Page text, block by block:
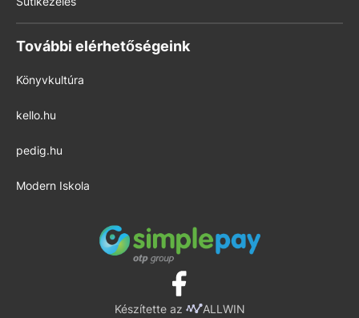
További elérhetőségeink
Könyvkultúra
kello.hu
pedig.hu
Modern Iskola
Készítette az ALLWIN